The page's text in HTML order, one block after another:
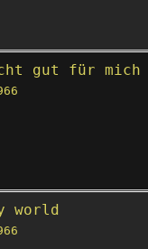
gut für mich
world